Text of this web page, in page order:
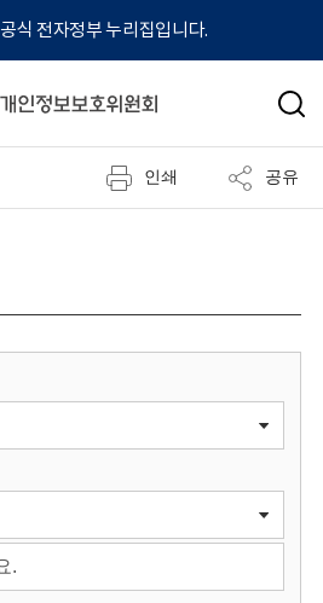
식 전자정부 누리집입니다.
검
인쇄 공유